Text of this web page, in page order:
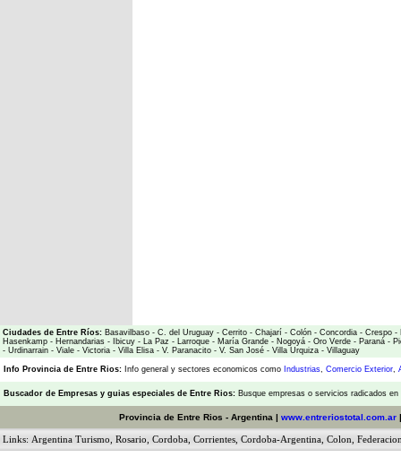
Ciudades de Entre Ríos: Basavilbaso - C. del Uruguay - Cerrito - Chajarí - Colón - Concordia - Crespo -
Hasenkamp - Hernandarias - Ibicuy - La Paz - Larroque - María Grande - Nogoyá - Oro Verde - Paraná -
- Urdinarrain - Viale - Victoria - Villa Elisa - V. Paranacito - V. San José - Villa Urquiza - Villaguay
Info Provincia de Entre Rios: Info general y sectores economicos como Industrias, Comercio Exterior,
Buscador de Empresas y guias especiales de Entre Rios: Busque empresas o servicios radicados
Provincia de Entre Rios - Argentina | www.entreriostotal.com.ar
Links: Argentina Turismo Rosario Cordoba Corrientes Cordoba-Argentina Colon